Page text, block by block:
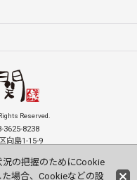
Reserved.
3625-8238
向島1-15-9
Store
の把握のためにCookie
場合、Cookieなどの設